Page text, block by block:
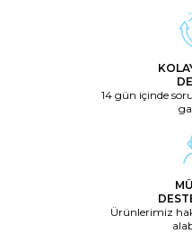
14 gün içinde
Ürünlerimiz